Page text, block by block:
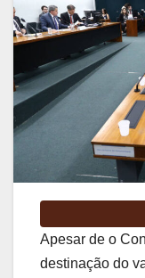
Apesar de o
destinação do